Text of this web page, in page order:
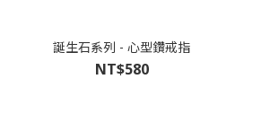
誕生石系列 - 心型鑽戒指
NT$580